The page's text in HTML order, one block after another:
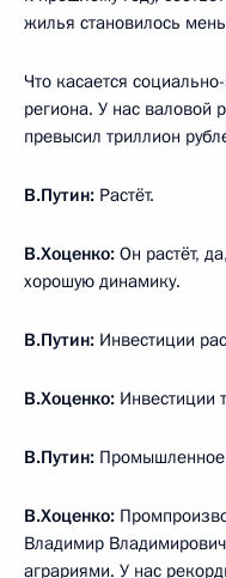
жилья становилось
Что касается
региона. У нас валовой
превысил триллион
В.Путин: Растёт.
В.Хоценко: Он растёт,
хорошую динамику.
В.Путин: Инвестиции
В.Хоценко: Инвестиции
В.Путин: Промышленное
В.Хоценко:
Владимир
аграриями. У нас